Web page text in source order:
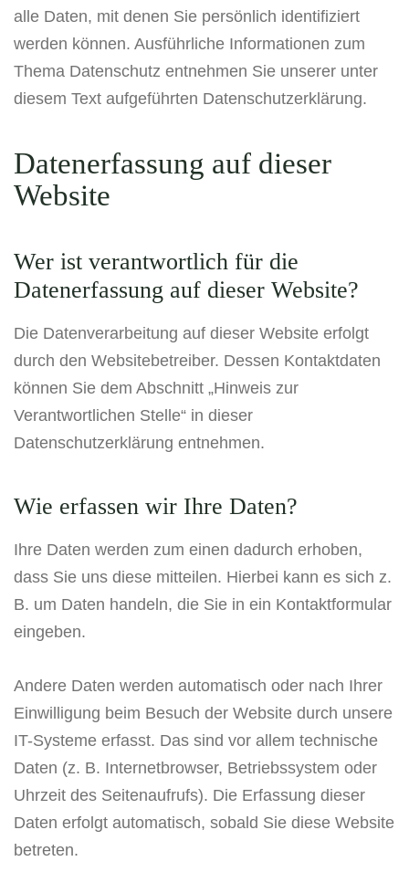
alle Daten, mit denen Sie persönlich identifiziert
werden können. Ausführliche Informationen zum
Thema Datenschutz entnehmen Sie unserer unter
diesem Text aufgeführten Datenschutzerklärung.
Datenerfassung auf dieser
Website
Wer ist verantwortlich für die
Datenerfassung auf dieser Website?
Die Datenverarbeitung auf dieser Website erfolgt
durch den Websitebetreiber. Dessen Kontaktdaten
können Sie dem Abschnitt „Hinweis zur
Verantwortlichen Stelle“ in dieser
Datenschutzerklärung entnehmen.
Wie erfassen wir Ihre Daten?
Ihre Daten werden zum einen dadurch erhoben,
dass Sie uns diese mitteilen. Hierbei kann es sich z.
B. um Daten handeln, die Sie in ein Kontaktformular
eingeben.
Andere Daten werden automatisch oder nach Ihrer
Einwilligung beim Besuch der Website durch unsere
IT-Systeme erfasst. Das sind vor allem technische
Daten (z. B. Internetbrowser, Betriebssystem oder
Uhrzeit des Seitenaufrufs). Die Erfassung dieser
Daten erfolgt automatisch, sobald Sie diese Website
betreten.